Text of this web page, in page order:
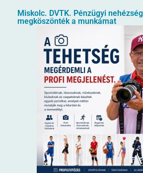
Miskolc. DVTK. Pénzügyi
megköszönték a munkámat